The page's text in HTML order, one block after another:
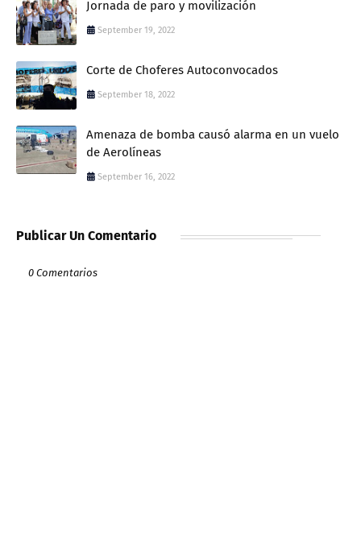
Jornada de paro y movilización
September 19, 2022
Corte de Choferes Autoconvocados
September 18, 2022
Amenaza de bomba causó alarma en un vuelo
de Aerolíneas
September 16, 2022
Publicar Un Comentario
0 Comentarios